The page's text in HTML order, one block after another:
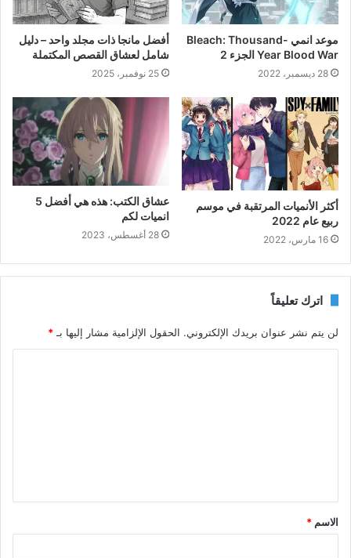
موعد انمي Bleach: Thousand-
Year Blood War الجزء 2
28 ديسمبر، 2022
أفضل مانجا ذات مجلد واحد – دليل
شامل لعشاق القصص المكتملة
25 نوفمبر، 2025
أكثر الأنميات المرتقبة في موسم
ربيع عام 2022
16 مارس، 2022
عشاق الكتب: هذه هي أفضل 5
انميات لكم
28 أغسطس، 2023
اترك تعليقاً
لن يتم نشر عنوان بريدك الإلكتروني. الحقول الإلزامية مشار إليها بـ *
ق
*
الاسم *